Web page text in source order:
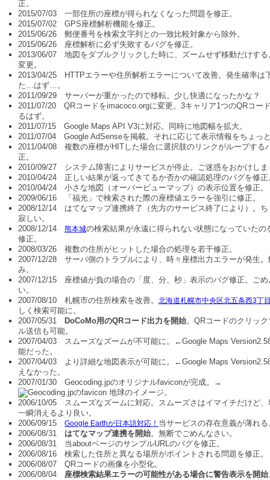
正。
2015/07/03 一部住所の座標が得られなくなった問題を修正。
2015/07/02 GPS座標解析機能を修正。
2015/06/26 郵便番号を検索文字列との一致比較対象から除外。
2015/06/26 座標解析に必ず失敗するバグを修正。
2013/06/07 地図をダブルクリックした時に、ズームせず移動だけする
変更。
2013/04/25 HTTPエラーや住所解析エラーについて改善。発生確率は
た…はず…。
2011/09/29 サーバーが重かったので移転。少し快適になったかな？
2011/07/20 QRコードをimacoco.orgに変更。3キャリア1つのQRコー
るはず。
2011/07/15 Google Maps API V3に対応。同時に地図幅を拡大。
2011/07/04 Google AdSenseを掲載。それに応じて表示情報をちょっ
2011/04/08 複数の座標がHITした場合に選択肢のリンクがループする
正。
2010/09/27 システム障害によりサービスが停止。ご迷惑をおかけしま
2010/04/24 正しい結果が返ってきてるか否かの確認処理のバグを修正
2010/04/24 小さな地図（オーバービューマップ）の表示位置を修正。
2009/06/16 「福光」で検索された際の座標値エラーを強引に修正。
2008/12/14 はてなマップ連携終了（先方のサービス終了により）。ち
寂しい。
2008/12/14 熊本城の検索結果が永遠に得られない状態になっていたの
修正。
2008/03/26 複数の住所がヒットした場合の処理を若干修正。
2007/12/28 サーバ側のトラブルにより、時々座標出力エラーが発生。
み。
2007/12/15 座標値が負の場合の「度、分、秒」表示のバグ修正。ごめ
い。
2007/08/10 札幌市の住所検索を改善。 北海道札幌市中央区北五条西3丁
しく検索可能に。
2007/05/31
DoCoMo用のQRコード出力を開始。QRコードのクリッ
ル送信も可能。
2007/04/03 スムーズなズームが不可能に。←Google Maps
能だった。
2007/04/03 より詳細な地図表示が可能に。←Google Maps
えなかった。
2007/01/30 Geocoding.jpのオリジナルfaviconが完成。→
地球のイメージ。
2006/10/05 スムーズなズームに対応。スムーズさはイマイチだけど、
一瞬消えるより良い。
2006/09/15 Google Earthが日本語対応！ 当サービスの存在意義が薄れる
2006/08/31 はてなマップ連携を開始。無断でごめんなさい。
2006/08/31 当aboutページのサンプルURLのバグを修正。
2006/08/16 検索した住所と異なる場所がポイントされる問題を修正。
2006/08/07 QRコードの画像を小型化。
2006/08/04 座標検索結果エラーの可能性がある場合に警告表示を開始